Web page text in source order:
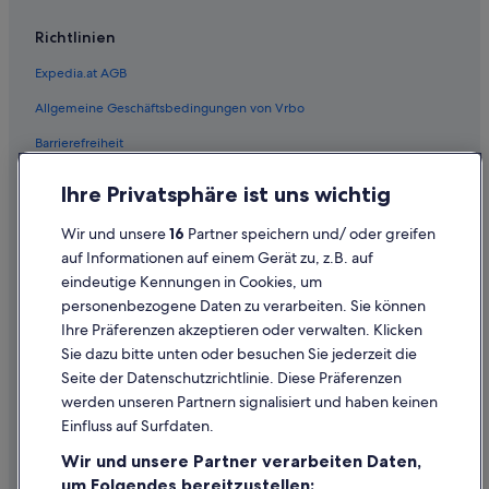
B&B in Schwarzau am Steinfelde
Hotels mit Pool in Schwarzau am Steinfelde
Pensionen in Schwarzau am Steinfelde
Private Ferienhäuser in Seebenstein
Wohnungen in Seebenstein
Independent Hotels in Ternitz
Ternitz Hotels
Motels in Ternitz
Urschendorf Hotels
Ferienwohnungen in Willendorf am Steinfelde
Richtlinien
Expedia.at AGB
Allgemeine Geschäftsbedingungen von Vrbo
Barrierefreiheit
Rechtliche Hinweise/Kontakt
Inhaltsrichtlinien und Melden von Inhalten
Hilfe
Hilfe
Rückerstattungsprozess und Zeitrahmen
Ihre Privatsphäre ist uns wichtig
Wir und unsere16 Partner speichern und/ oder greifen
auf Informationen auf einem Gerät zu, z.B. auf
eindeutige Kennungen in Cookies, um
personenbezogene Daten zu verarbeiten. Sie können
Ihre Präferenzen akzeptieren oder verwalten. Klicken
Sie dazu bitte unten oder besuchen Sie jederzeit die
Seite der Datenschutzrichtlinie. Diese Präferenzen
werden unseren Partnern signalisiert und haben keinen
Einfluss auf Surfdaten.
Wir und unsere Partner verarbeiten Daten,
um Folgendes bereitzustellen: